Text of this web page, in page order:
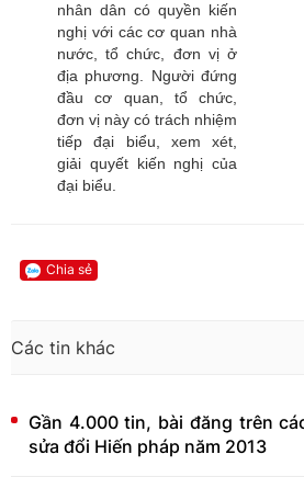
nhân dân có quyền kiến
nghị với các cơ quan nhà
nước, tổ chức, đơn vị ở
địa phương. Người đứng
đầu cơ quan, tổ chức,
đơn vị này có trách nhiệm
tiếp đại biểu, xem xét,
giải quyết kiến nghị của
đại biểu.
Chia sẻ
Các tin khác
Gần 4.000 tin, bài đăng trên
sửa đổi Hiến pháp năm 2013